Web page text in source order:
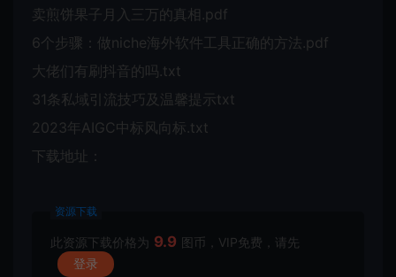
卖煎饼果子月入三万的真相.pdf
6个步骤：做niche海外软件工具正确的方法.pdf
大佬们有刷抖音的吗.txt
31条私域引流技巧及温馨提示txt
2023年AIGC中标风向标.txt
下载地址：
资源下载
此资源下载价格为 9.9 图币，VIP免费，请先
登录